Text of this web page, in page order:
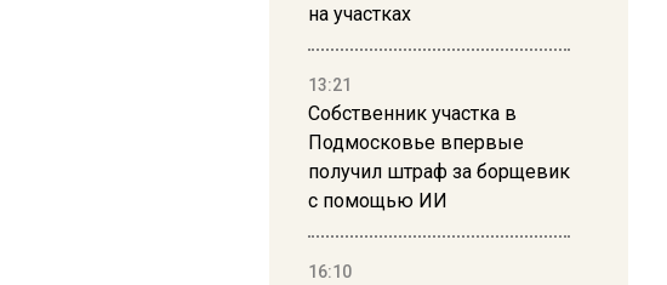
на участках
13:21
Собственник участка в
Подмосковье впервые
получил штраф за борщевик
с помощью ИИ
16:10